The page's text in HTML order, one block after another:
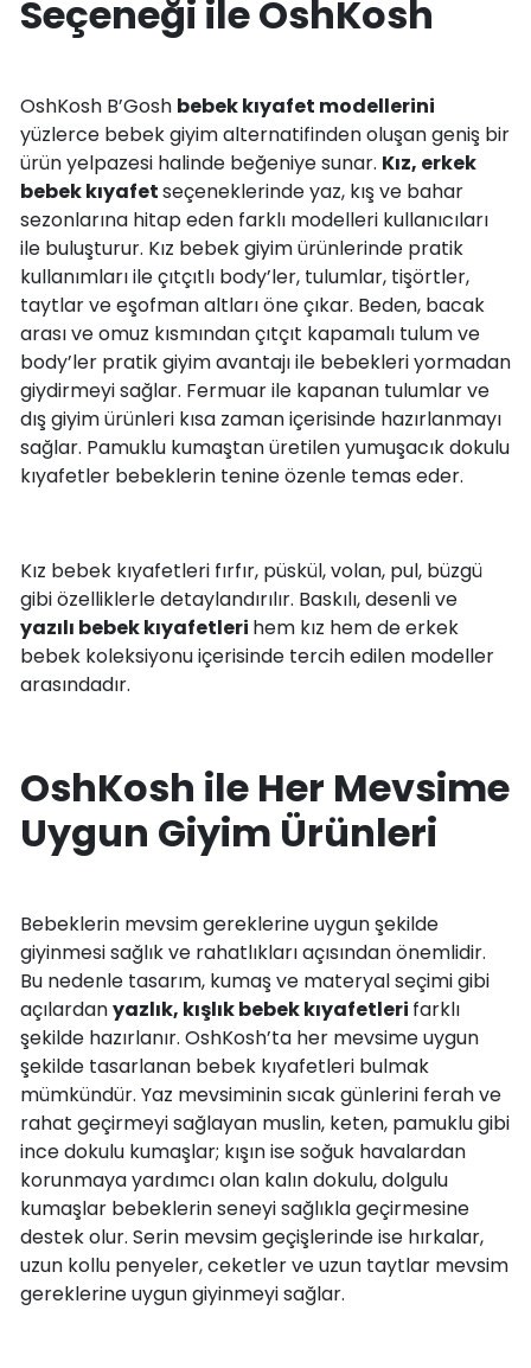
Seçeneği ile OshKosh
OshKosh B’Gosh bebek kıyafet modellerini
yüzlerce bebek giyim alternatifinden oluşan geniş bir
ürün yelpazesi halinde beğeniye sunar. Kız, erkek
bebek kıyafetseçeneklerinde yaz, kış ve bahar
sezonlarına hitap eden farklı modelleri kullanıcıları
ile buluşturur. Kız bebek giyim ürünlerinde pratik
kullanımları ile çıtçıtlı body’ler, tulumlar, tişörtler,
taytlar ve eşofman altları öne çıkar. Beden, bacak
arası ve omuz kısmından çıtçıt kapamalı tulum ve
body’ler pratik giyim avantajı ile bebekleri yormadan
giydirmeyi sağlar. Fermuar ile kapanan tulumlar ve
dış giyim ürünleri kısa zaman içerisinde hazırlanmayı
sağlar. Pamuklu kumaştan üretilen yumuşacık dokulu
kıyafetler bebeklerin tenine özenle temas eder.
Kız bebek kıyafetleri fırfır, püskül, volan, pul, büzgü
gibi özelliklerle detaylandırılır. Baskılı, desenli ve
yazılı bebek kıyafetleri hem kız hem de erkek
bebek koleksiyonu içerisinde tercih edilen modeller
arasındadır.
OshKosh ile Her Mevsime
Uygun Giyim Ürünleri
Bebeklerin mevsim gereklerine uygun şekilde
giyinmesi sağlık ve rahatlıkları açısından önemlidir.
Bu nedenle tasarım, kumaş ve materyal seçimi gibi
açılardanyazlık, kışlık bebek kıyafetleri farklı
şekilde hazırlanır. OshKosh’ta her mevsime uygun
şekilde tasarlanan bebek kıyafetleri bulmak
mümkündür. Yaz mevsiminin sıcak günlerini ferah ve
rahat geçirmeyi sağlayan muslin, keten, pamuklu gibi
ince dokulu kumaşlar; kışın ise soğuk havalardan
korunmaya yardımcı olan kalın dokulu, dolgulu
kumaşlar bebeklerin seneyi sağlıkla geçirmesine
destek olur. Serin mevsim geçişlerinde ise hırkalar,
uzun kollu penyeler, ceketler ve uzun taytlar mevsim
gereklerine uygun giyinmeyi sağlar.